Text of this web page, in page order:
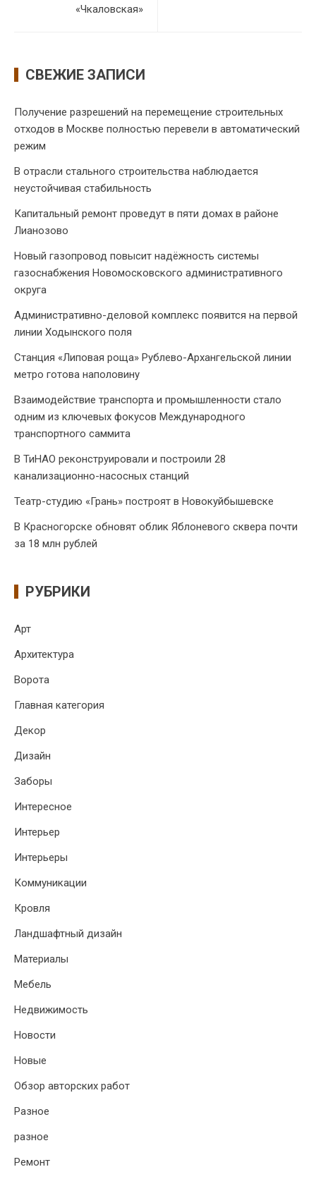
«Чкаловская»
СВЕЖИЕ ЗАПИСИ
Получение разрешений на перемещение строительных
отходов в Москве полностью перевели в автоматический
режим
В отрасли стального строительства наблюдается
неустойчивая стабильность
Капитальный ремонт проведут в пяти домах в районе
Лианозово
Новый газопровод повысит надёжность системы
газоснабжения Новомосковского административного
округа
Административно-деловой комплекс появится на первой
линии Ходынского поля
Станция «Липовая роща» Рублево-Архангельской линии
метро готова наполовину
Взаимодействие транспорта и промышленности стало
одним из ключевых фокусов Международного
транспортного саммита
В ТиНАО реконструировали и построили 28
канализационно-насосных станций
Театр-студию «Грань» построят в Новокуйбышевске
В Красногорске обновят облик Яблоневого сквера почти
за 18 млн рублей
РУБРИКИ
Арт
Архитектура
Ворота
Главная категория
Декор
Дизайн
Заборы
Интересное
Интерьер
Интерьеры
Коммуникации
Кровля
Ландшафтный дизайн
Материалы
Мебель
Недвижимость
Новости
Новые
Обзор авторских работ
Разное
разное
Ремонт